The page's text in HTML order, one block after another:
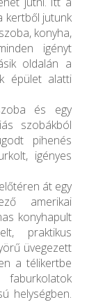
kertből jutunk
konyha,
igényt
oldalán a
épület alatti
és egy
szobákból
pihenés
igényes
át egy
amerikai
konyhapult
praktikus
üvegezett
a télikertbe
helységben.